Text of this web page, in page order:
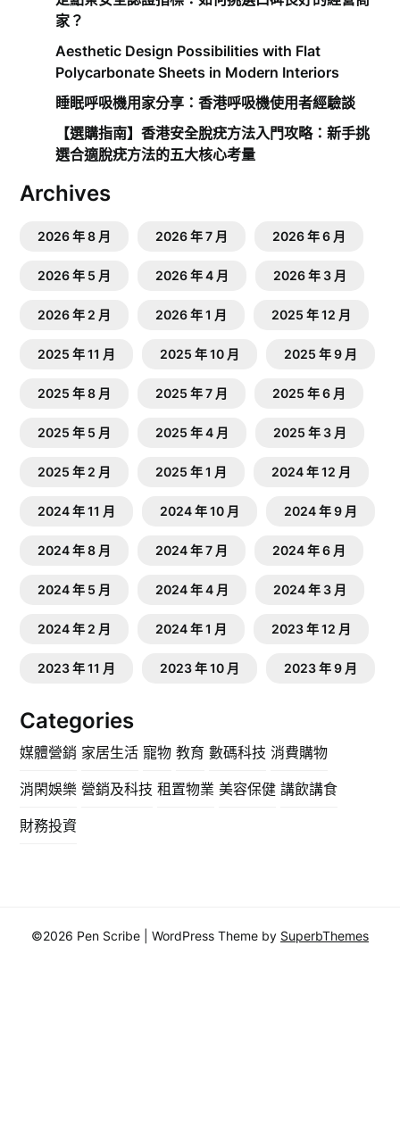
家？
Aesthetic Design Possibilities with Flat
Polycarbonate Sheets in Modern Interiors
睡眠呼吸機用家分享：香港呼吸機使用者經驗談
【選購指南】香港安全脫疣方法入門攻略：新手挑
選合適脫疣方法的五大核心考量
Archives
2026 年 8 月 2026 年 7 月 2026 年 6 月
2026 年 5 月 2026 年 4 月 2026 年 3 月
2026 年 2 月 2026 年 1 月 2025 年 12 月
2025 年 11 月 2025 年 10 月 2025 年 9 月
2025 年 8 月 2025 年 7 月 2025 年 6 月
2025 年 5 月 2025 年 4 月 2025 年 3 月
2025 年 2 月 2025 年 1 月 2024 年 12 月
2024 年 11 月 2024 年 10 月 2024 年 9 月
2024 年 8 月 2024 年 7 月 2024 年 6 月
2024 年 5 月 2024 年 4 月 2024 年 3 月
2024 年 2 月 2024 年 1 月 2023 年 12 月
2023 年 11 月 2023 年 10 月 2023 年 9 月
Categories
媒體營銷 家居生活 寵物 教育 數碼科技 消費購物
消閑娛樂 營銷及科技 租置物業 美容保健 講飲講食
財務投資
©2026 Pen Scribe | WordPress Theme by SuperbThemes